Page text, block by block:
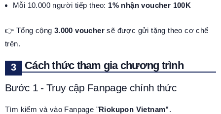
Mỗi 10.000 người tiếp theo: 1% nhận voucher 100K
👉 Tổng cộng 3.000 voucher sẽ được gửi tặng theo cơ chế
trên.
Cách thức tham gia chương trình
Bước 1 - Truy cập Fanpage chính thức
Tìm kiếm và vào Fanpage "Riokupon Vietnam".